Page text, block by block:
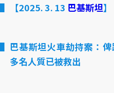
【2025. 3. 13 巴基斯坦】
巴基斯坦火車劫持案：
多名人質已被救出